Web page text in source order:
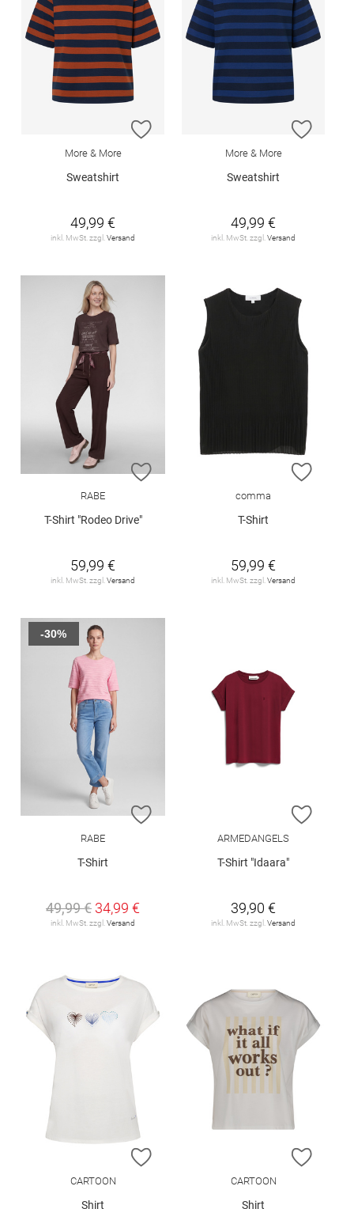
ZUR WUNSCHLISTE HINZUFÜGEN
More & More
Sweatshirt
49,99 €
inkl. MwSt. zzgl. Versand
ZUR
More & More
Sweatshirt
49,99 €
inkl. MwSt. zzgl. Versand
ZUR WUNSCHLISTE HINZUFÜGEN
RABE
T-Shirt "Rodeo Drive"
59,99 €
inkl. MwSt. zzgl. Versand
ZUR
comma
T-Shirt
59,99 €
inkl. MwSt. zzgl. Versand
ZUR WUNSCHLISTE HINZUFÜGEN
RABE
T-Shirt
49,99 € 34,99 €
inkl. MwSt. zzgl. Versand
-30%
ZUR
ARMEDANGELS
T-Shirt "Idaara"
39,90 €
inkl. MwSt. zzgl. Versand
ZUR WUNSCHLISTE HINZUFÜGEN
CARTOON
Shirt
ZUR
CARTOON
Shirt